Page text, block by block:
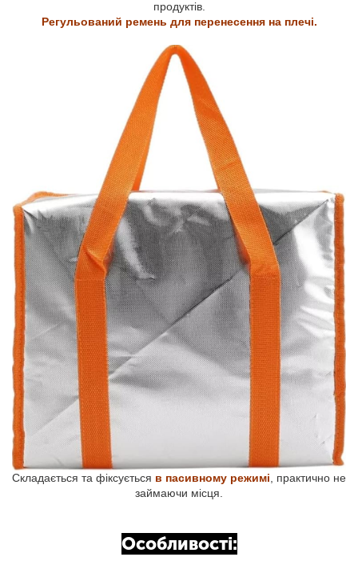
продуктів.
Регульований ремень для перенесення на плечі.
Складається та фіксується в пасивному режимі, практично не
займаючи місця.
Особливості: